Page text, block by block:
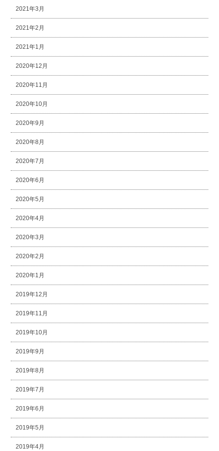
2021年3月
2021年2月
2021年1月
2020年12月
2020年11月
2020年10月
2020年9月
2020年8月
2020年7月
2020年6月
2020年5月
2020年4月
2020年3月
2020年2月
2020年1月
2019年12月
2019年11月
2019年10月
2019年9月
2019年8月
2019年7月
2019年6月
2019年5月
2019年4月